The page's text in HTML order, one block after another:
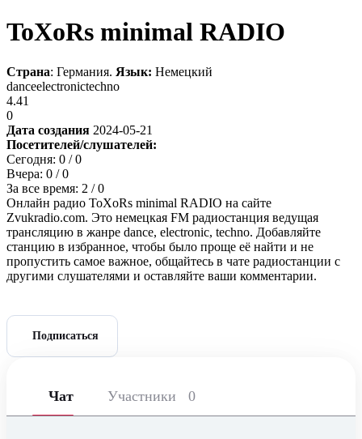
ToXoRs minimal RADIO
Страна: Германия. Язык: Немецкий
danceelectronictechno
4.41
0
Дата создания 2024-05-21
Посетителей/слушателей:
Сегодня: 0 / 0
Вчера: 0 / 0
За все время: 2 / 0
Онлайн радио ToXoRs minimal RADIO на сайте
Zvukradio.com. Это немецкая FM радиостанция ведущая
трансляцию в жанре dance, electronic, techno. Добавляйте
станцию в избранное, чтобы было проще её найти и не
пропустить самое важное, общайтесь в чате радиостанции с
другими слушателями и оставляйте ваши комментарии.
Подписаться
Чат Участники 0